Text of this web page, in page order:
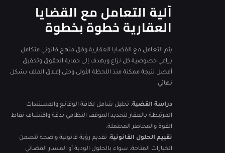
آلية التعامل مع القضايا
العقارية خطوة بخطوة
يتم التعامل مع القضايا العقارية وفق منهج قانوني متكامل
يراعي خصوصية كل نزاع ويهدف إلى حماية الحقوق وتحقيق
أفضل نتيجة ممكنة منذ اللحظة الأولى وحتى إغلاق الملف بشكل
نهائي.
دراسة القضية: تحليل شامل لكافة الوقائع والمستندات
المرتبطة بالعقار لتحديد الموقف النظامي بدقة واكتشاف نقاط
القوة والمخاطر المحتملة.
تقييم الحلول القانونية: تقديم رؤية قانونية واضحة تتضمن
الخيارات المتاحة، سواء بالحلول الودية أو المسار القضائي